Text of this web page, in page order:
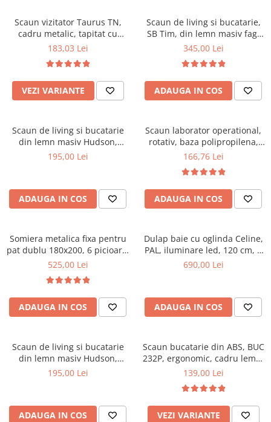
Saltele cu arcuri impachetate
individual
Saltele Memory Pocket
Saltele Memory Foam
Saltele Memory Pocket
Saltele cu plasa arcuri
Saltele cu spuma
Saltele cu spuma poliuretanica
Saltele 140x200
Saltele 180x200
Top saltele
Top saltele 5 cm
Top saltele memory 5 cm
Top saltele MemoHR 6.5 cm
Saltele cu plasa de arcuri
Saltele cu spuma
Paturi
Seturi de pat si saltea
Masute de toaleta
Mobilier living
Scaune pentru living
Comode living
Set mese plus scaune
Scaune ergonomice
Etajere Birou
Birouri
Scaune pentru birou
Scaune pentru vizitatori
Scaune manager
Mobilier bucatarie
Mese bucatarie
Mobila bucatarie
Seturi mese si scaune bucatarie
Mobilier hol
Suporturi si rafturi pantofi
Scaune birou
Scaune profesionale
Scaune resigilate
Scaune conferinta
Scaune terasa si outdoor
Scaun vizitator Taurus TN,
cadru metalic, tapitat cu
stofa, stivuibil, 120 kg, negru
183,03 Lei
VEZI VARIANTE
Scaun de living si bucatarie,
SB Tim, din lemn masiv fag,
tapiterie stofa, lacuit, 120 kg,
345,00 Lei
ADAUGA IN COS
Scaun de living si bucatarie
din lemn masiv Hudson,
tapiterie stofa,100 kg,
195,00 Lei
ADAUGA IN COS
Scaun laborator operational,
rotativ, baza polipropilena,
piele ecologica, inaltime
166,76 Lei
ADAUGA IN COS
Somiera metalica fixa pentru
pat dublu 180x200, 6 picioare,
32 lamele lemn fag, benzi
negru
525,00 Lei
ADAUGA IN COS
Dulap baie cu oglinda Celine,
PAL, iluminare led, 120 cm, 3
usi, 3 rafturi, soft close, alb
690,00 Lei
ADAUGA IN COS
Scaun de living si bucatarie
din lemn masiv Hudson,
tapiterie stofa,100 kg,
195,00 Lei
ADAUGA IN COS
Scaun bucatarie din ABS, BUC
232P, ergonomic, cadru lemn,
100 kg
139,00 Lei
VEZI VARIANTE